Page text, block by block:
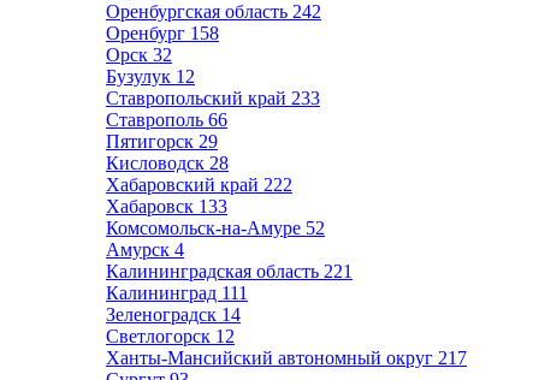
Оренбургская область 242
Оренбург 158
Орск 32
Бузулук 12
Ставропольский край 233
Ставрополь 66
Пятигорск 29
Кисловодск 28
Хабаровский край 222
Хабаровск 133
Комсомольск-на-Амуре 52
Амурск 4
Калининградская область 221
Калининград 111
Зеленоградск 14
Светлогорск 12
Ханты-Мансийский автономный округ 217